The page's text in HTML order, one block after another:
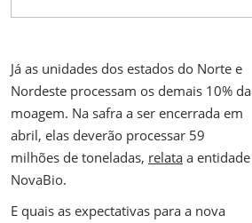
Já as unidades dos estados do Norte e
Nordeste processam os demais 10% da
moagem. Na safra a ser encerrada em
abril, elas deverão processar 59
milhões de toneladas, relata a entidade
NovaBio.
E quais as expectativas para a nova